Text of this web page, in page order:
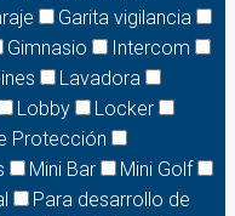
Garita vigilancia
Gimnasio
Intercom
Lavadora
Lobby
Locker
Protección
Mini Bar
Mini Golf
Para desarrollo de